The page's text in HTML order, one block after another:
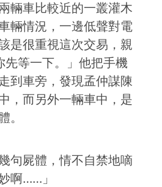
輛車比較近的一叢灌木
輛情況，一邊低聲對電
是很重視這次交易，親
等一下。」他把手機
到車旁，發現孟仲謀陳
，而另外一輛車中，是
。
句屍體，情不自禁地嘀
啊……」